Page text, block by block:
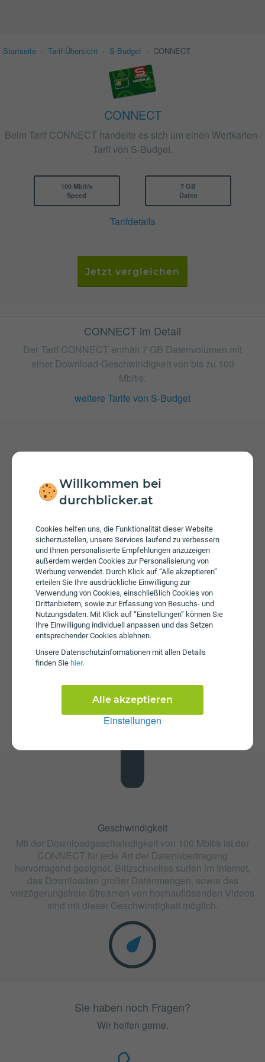
Willkommen bei
durchblicker.at
Cookies helfen uns, die Funktionalität dieser Website
sicherzustellen, unsere Services laufend zu verbessern
und Ihnen personalisierte Empfehlungen anzuzeigen
außerdem werden Cookies zur Personalisierung von
Werbung verwendet. Durch Klick auf “Alle akzeptieren”
erteilen Sie Ihre ausdrückliche Einwilligung zur
Verwendung von Cookies, einschließlich Cookies von
Drittanbietern, sowie zur Erfassung von Besuchs- und
Nutzungsdaten. Mit Klick auf “Einstellungen” können Sie
Ihre Einwilligung individuell anpassen und das Setzen
entsprechender Cookies ablehnen.
Unsere Daten­schutz­informationen mit allen Details
finden Sie hier.
Einstellungen
Alle akzeptieren
Startseite Tarif-Übersicht S-Budget CONNECT
CONNECT
Beim Tarif CONNECT handelte es sich um einen Wertkarten-
Tarif von S-Budget.
100 Mbit/s
Speed
7 GB
Daten
Tarifdetails
Jetzt vergleichen
CONNECT im Detail
Der Tarif CONNECT enthält 7 GB Datenvolumen mit
einer Download-Geschwindigkeit von bis zu 100
Mbit/s.
weitere Tarife von S-Budget
können Sie mit 7 Mbit/s weitersurfen. Es sind
Zusatzpakete zum Aufstocken von des Datenvolumens
Servicepauschale erhoben.
Datenstick
Im Tarif CONNECT ist kein Datenstick enthalten. Die SIM-
Karte kann in jedem gängigen Datenstick betrieben
werden, um Computer oder Laptop mit dem Internet zu
auch in Tablets verwendet werden.
Geschwindigkeit
Mit der Downloadgeschwindigkeit von 100 Mbit/s ist der
CONNECT für jede Art der Datenübertragung
hervorragend geeignet. Blitzschnelles surfen im Internet,
das Downloaden großer Datenmengen, sowie das
verzögerungsfreie Streamen von hochauflösenden Videos
sind mit dieser Geschwindigkeit möglich.
Sie haben noch Fragen?
Wir helfen gerne.